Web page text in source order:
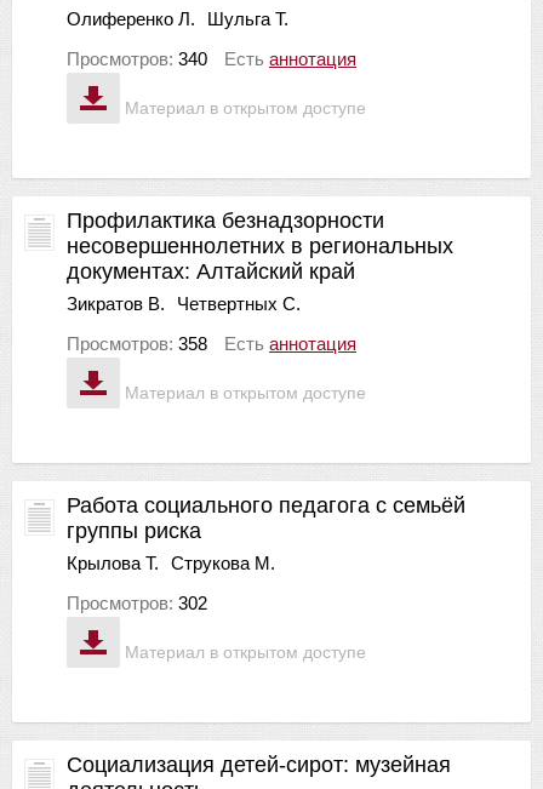
Материал в открытом доступе
Олиференко Л.
Шульга Т.
Просмотров: 340 Есть аннотация
Материал в открытом доступе
Профилактика безнадзорности
несовершеннолетних в региональных
документах: Алтайский край
Зикратов В.
Четвертных С.
Просмотров: 358 Есть аннотация
Материал в открытом доступе
Работа социального педагога с семьёй
группы риска
Крылова Т.
Струкова М.
Просмотров: 302
Социализация детей-сирот: музейная